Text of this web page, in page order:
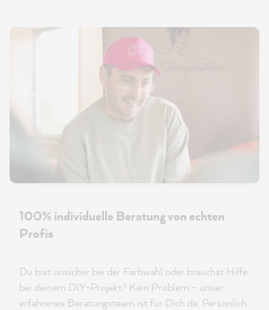
100% individuelle Beratung von echten
Profis
Du bist unsicher bei der Farbwahl oder brauchst Hilfe
bei deinem DIY-Projekt? Kein Problem – unser
erfahrenes Beratungsteam ist für Dich da. Persönlich